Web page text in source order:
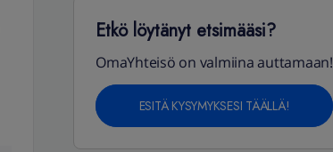
Etkö löytänyt etsimääsi?
OmaYhteisö on valmiina auttamaan!
ESITÄ KYSYMYKSESI TÄÄLLÄ!